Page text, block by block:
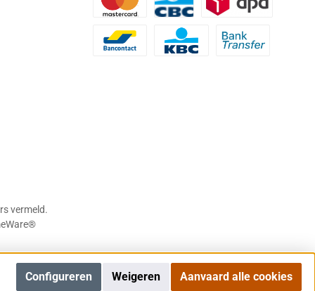
vermeld.
Weigeren
Configureren Aanvaard alle cookies